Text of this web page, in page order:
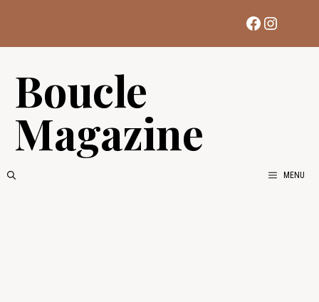
contenu
Facebook
Boucle
Magazine
MENU